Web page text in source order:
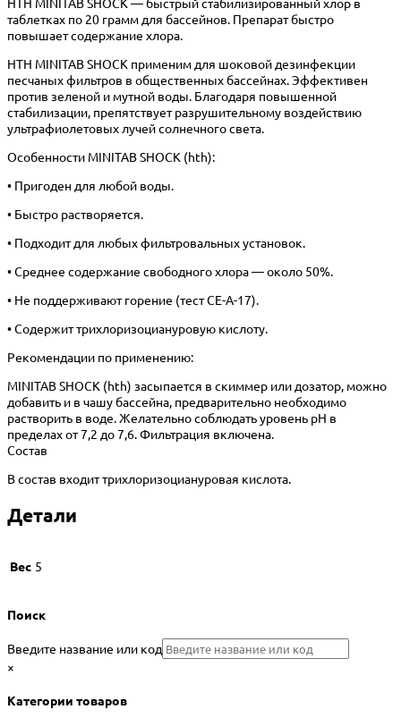
таблетках по 20 грамм для бассейнов. Препарат быстро
повышает содержание хлора.
HTH MINITAB SHOCK применим для шоковой дезинфекции
песчаных фильтров в общественных бассейнах. Эффективен
против зеленой и мутной воды. Благодаря повышенной
стабилизации, препятствует разрушительному воздействию
ультрафиолетовых лучей солнечного света.
Особенности MINITAB SHOCK (hth):
• Пригоден для любой воды.
• Быстро растворяется.
• Подходит для любых фильтровальных установок.
• Среднее содержание свободного хлора — около 50%.
• Не поддерживают горение (тест СЕ-А-17).
• Содержит трихлоризоциануровую кислоту.
Рекомендации по применению:
MINITAB SHOCK (hth) засыпается в скиммер или дозатор, можно
добавить и в чашу бассейна, предварительно необходимо
растворить в воде. Желательно соблюдать уровень pH в
пределах от 7,2 до 7,6. Фильтрация включена.
Состав
В состав входит трихлоризоциануровая кислота.
Детали
Вес 5
Поиск
Введите название или код
×
Категории товаров